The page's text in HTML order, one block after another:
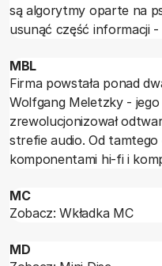
są algorytmy oparte na
usunąć część informacji -
jak przed kodowaniem.
MBL
Firma powstała ponad
Wolfgang Meletzky - jego
zrewolucjonizował
strefie audio. Od
komponentami hi-fi i
MC
Zobacz: Wkładka MC
MD